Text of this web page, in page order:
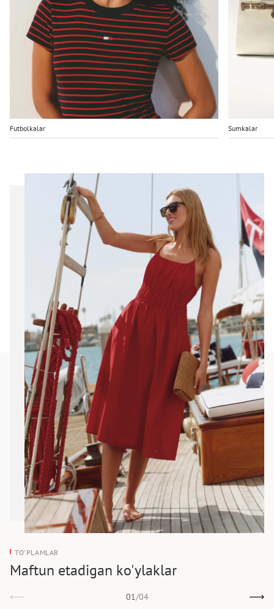
Futbolkalar Sumkalar
TO'PLAMLAR
Maftun etadigan ko'ylaklar
01/04